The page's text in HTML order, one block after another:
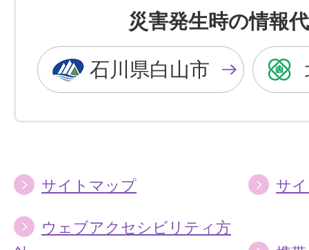
を
黒
色
に
を
青
色
に
災害発生時の情報
石川県白山市
サイトマップ サ
ウェブアクセシビリティ方